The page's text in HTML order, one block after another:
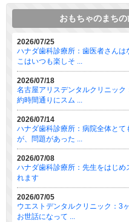
おもちゃのまち
2026/07/25
ハナダ歯科診療所：歯医者さん
こはいつも楽しそ ...
2026/07/18
名古屋アリスデンタルクリニッ
約時間通りにスム ...
2026/07/14
ハナダ歯科診療所：病院全体と
が、問題があった ...
2026/07/08
ハナダ歯科診療所：先生をはじめ
れます
2026/07/05
ウエストデンタルクリニック：3
お世話になって ...